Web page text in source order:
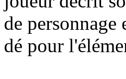
de
dé pour